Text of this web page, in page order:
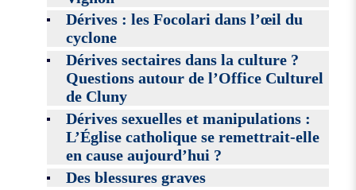
Dérives : les Focolari dans l’œil du
cyclone
Dérives sectaires dans la culture ?
Questions autour de l’Office Culturel
de Cluny
Dérives sexuelles et manipulations :
L’Église catholique se remettrait-elle
en cause aujourd’hui ?
Des blessures graves